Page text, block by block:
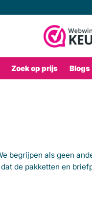
Zoek op prijs Blogs
begrijpen als geen
de pakketten en